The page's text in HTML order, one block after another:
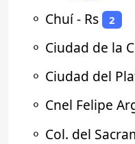
⚬ Chuí - Rs 2
⚬ Ciudad de la
⚬ Ciudad del
⚬ Cnel Felipe
⚬ Col. del